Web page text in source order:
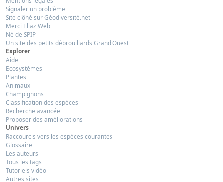
Signaler un problème
Site clôné sur Géodiversité.net
Merci Eliaz Web
Né de SPIP
Un site des petits débrouillards Grand Ouest
Explorer
Aide
Ecosystèmes
Plantes
Animaux
Champignons
Classification des espèces
Recherche avancée
Proposer des améliorations
Univers
Raccourcis vers les espèces courantes
Glossaire
Les auteurs
Tous les tags
Tutoriels vidéo
Autres sites